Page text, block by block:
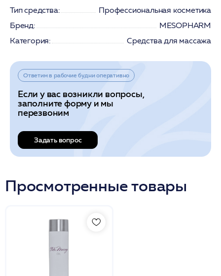
Тип средства:
Профессиональная косметика
Бренд:
MESOPHARM
Категория:
Средства для массажа
Ответим в рабочие будни оперативно
Если у вас возникли вопросы,
заполните форму и мы
перезвоним
Задать вопрос
Просмотренные товары